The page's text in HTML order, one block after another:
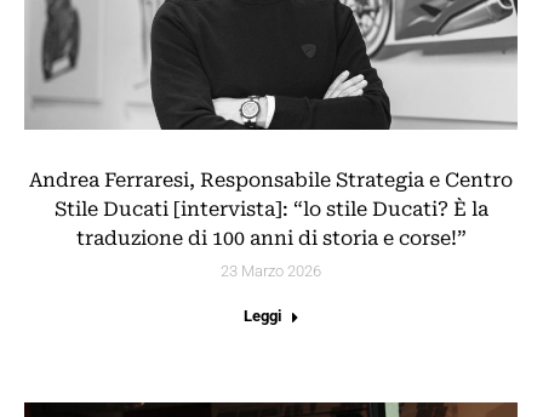
Andrea Ferraresi, Responsabile Strategia e Centro
Stile Ducati [intervista]: “lo stile Ducati? È la
traduzione di 100 anni di storia e corse!”
23 Marzo 2026
Leggi